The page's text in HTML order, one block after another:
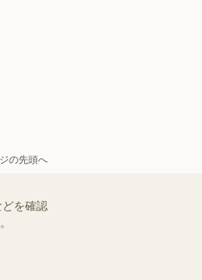
の先頭へ
を確認